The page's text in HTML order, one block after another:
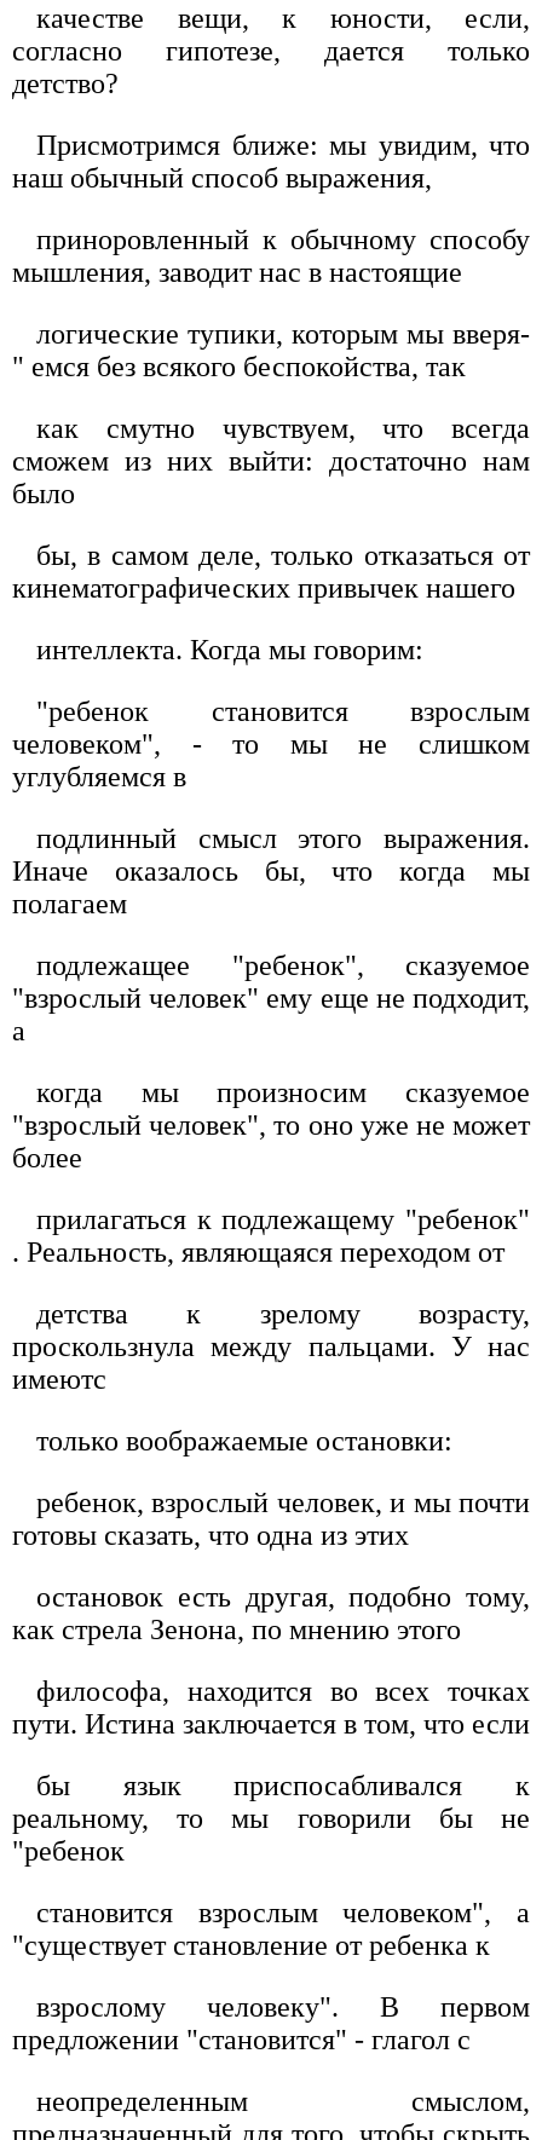
качестве вещи, к юности, если,
согласно гипотезе, дается только
детство?
Присмотримся ближе: мы увидим, что
наш обычный способ выражения,
приноровленный к обычному способу
мышления, заводит нас в настоящие
логические тупики, которым мы вверя-
" емся без всякого беспокойства, так
как смутно чувствуем, что всегда
сможем из них выйти: достаточно нам
было
бы, в самом деле, только отказаться от
кинематографических привычек нашего
интеллекта. Когда мы говорим:
"ребенок становится взрослым
человеком", - то мы не слишком
углубляемся в
подлинный смысл этого выражения.
Иначе оказалось бы, что когда мы
полагаем
подлежащее "ребенок", сказуемое
"взрослый человек" ему еще не подходит,
а
когда мы произносим сказуемое
"взрослый человек", то оно уже не может
более
прилагаться к подлежащему "ребенок"
. Реальность, являющаяся переходом от
детства к зрелому возрасту,
проскользнула между пальцами. У нас
имеютс
только воображаемые остановки:
ребенок, взрослый человек, и мы почти
готовы сказать, что одна из этих
остановок есть другая, подобно тому,
как стрела Зенона, по мнению этого
философа, находится во всех точках
пути. Истина заключается в том, что если
бы язык приспосабливался к
реальному, то мы говорили бы не
"ребенок
становится взрослым человеком", а
"существует становление от ребенка к
взрослому человеку". В первом
предложении "становится" - глагол с
неопределенным смыслом,